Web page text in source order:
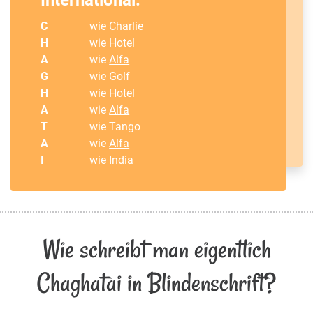
C wie Charlie
H
wie Hotel
A
wieAlfa
G
wie Golf
H
wie Hotel
A
wieAlfa
T
wie Tango
A
wieAlfa
I
wie India
Wie schreibt man eigentlich
Chaghatai in Blindenschrift?